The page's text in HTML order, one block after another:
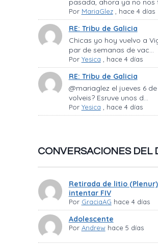
Por MariaGlez, hace 4 días
RE: Tribu de Galicia
Chicas yo hoy vuelvo a
par de semanas de vac...
Por Yesica hace 4 días
RE: Tribu de Galicia
@mariaglez el jueves 6
volveis? Esruve unos d...
Por Yesica hace 4 días
CONVERSACIONES DEL
Retirada de litio
intentar FIV
Por GraciaAG hace 4 días
Adolescente
Por Andrew hace 5 días